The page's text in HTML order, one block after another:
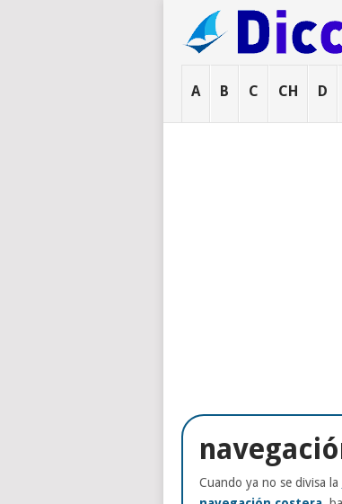
A B C CH D
Cuando ya no se divisa la